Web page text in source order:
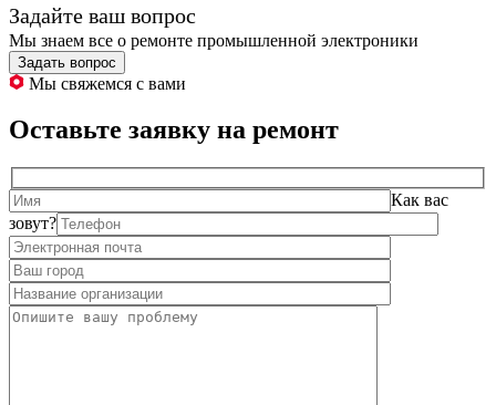
Задайте ваш вопрос
Мы знаем все о ремонте промышленной электроники
Задать вопрос
Мы свяжемся с вами
Оставьте заявку на ремонт
Как вас
зовут?